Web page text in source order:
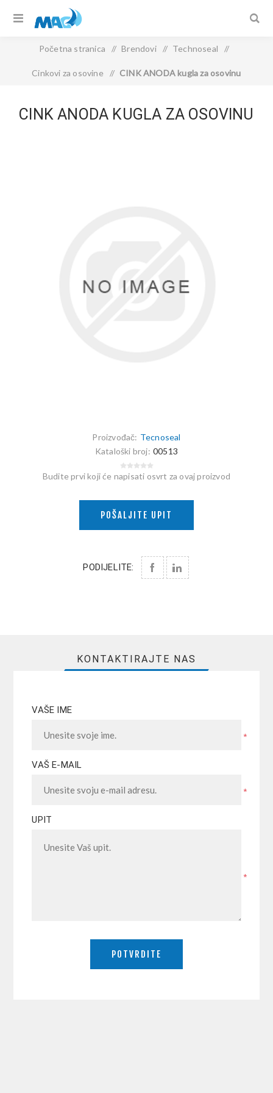
Početna stranica / Brendovi / Technoseal /
Cinkovi za osovine / CINK ANODA kugla za osovinu
CINK ANODA KUGLA ZA OSOVINU
Proizvođač: Tecnoseal
Kataloški broj: 00513
Budite prvi koji će napisati osvrt za ovaj proizvod
POŠALJITE UPIT
PODIJELITE:
KONTAKTIRAJTE NAS
VAŠE IME
*
VAŠ E-MAIL
*
UPIT
*